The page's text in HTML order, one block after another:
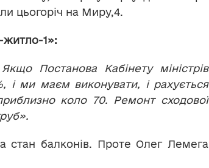
цьогоріч на Миру,4.
1»:
Постанова Кабінету міністрів
ми маєм виконувати, і рахується
коло 70. Ремонт сходової
стан балконів. Проте Олег Лемега